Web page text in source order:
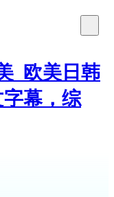
_欧美日韩
幕，综